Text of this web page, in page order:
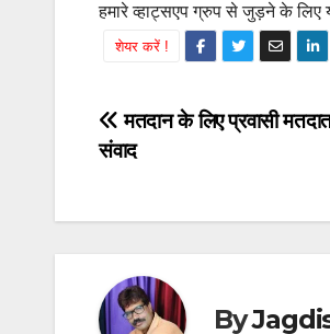
हमारे व्हाट्सएप ग्रुप से जुड़ने के लिए
शेयर करें !
Post
navigation
मतदान के लिए प्रवासी
संवाद
By